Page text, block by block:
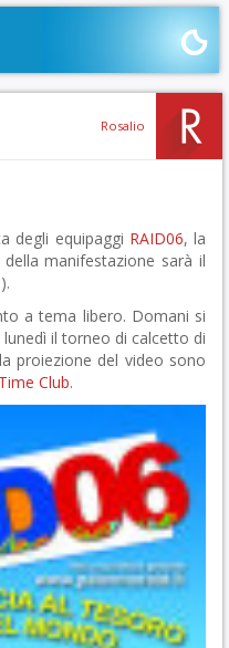
Rosalio
degli equipaggi RAID06, la
manifestazione sarà il
a tema libero. Domani si
il torneo di calcetto di
proiezione del video sono
Club.